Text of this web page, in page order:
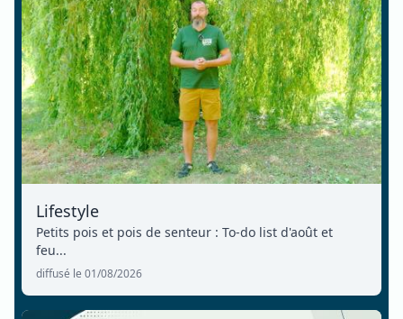
Lifestyle
Petits pois et pois de senteur : To-do list d'août et
feu...
diffusé le 01/08/2026